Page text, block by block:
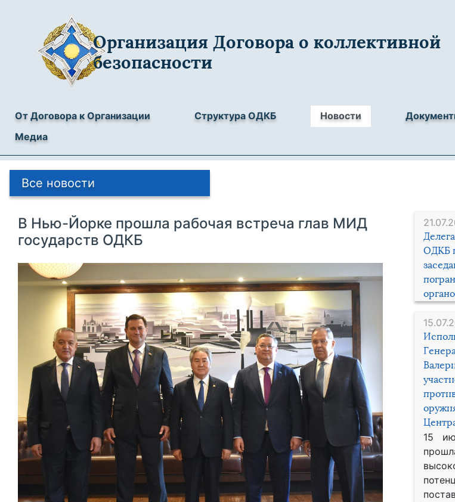
Организация Договора о коллективной
безопасности
От Договора к Организации Структура ОДКБ Новости
Медиа
Все новости
ОДКБ
15
В Нью-Йорке прошла рабочая встреча глав МИД
государств ОДКБ